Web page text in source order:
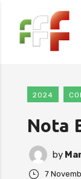
2024
Nota
by
7